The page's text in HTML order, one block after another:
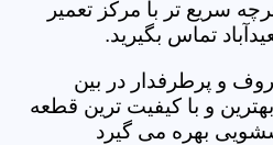
سریع تر با مرکز تعمیر
تماس بگیرید.
و پرطرفدار در بین
و با کیفیت ترین قطعه
بهره می گیرد